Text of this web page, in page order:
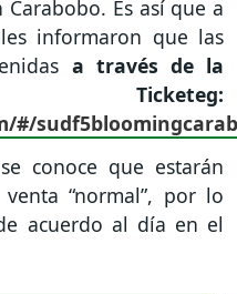
Es así que a
informaron que las
a través de la
Ticketeg:
conoce que estarán
“normal”, por lo
acuerdo al día en el